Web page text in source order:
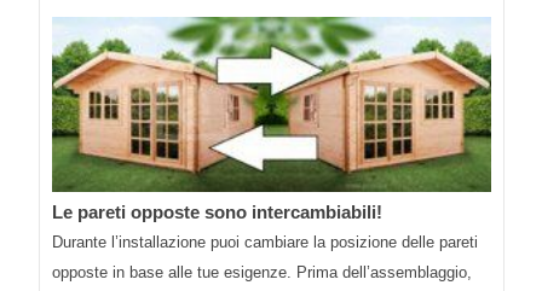
Le pareti opposte sono intercambiabili!
Durante l’installazione puoi cambiare la posizione delle pareti
opposte in base alle tue esigenze. Prima dell’assemblaggio,